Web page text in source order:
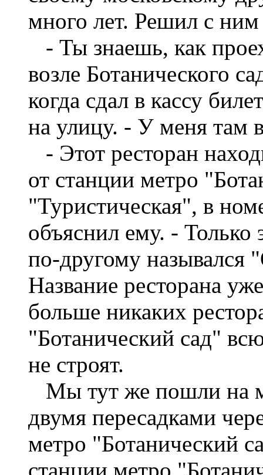
много лет. Решил с ним
- Ты знаешь, как
возле Ботанического
когда сдал в кассу
на улицу. - У меня там
- Этот ресторан
от станции метро
"Туристическая", в
объяснил ему. - Только
по-другому
Название ресторана
больше никаких
"Ботанический сад"
не строят.
Мы тут же пошли на
двумя пересадками
метро "Ботанический